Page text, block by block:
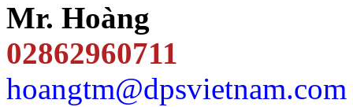
Mr. Hoàng
02862960711
hoangtm@dpsvietnam.com